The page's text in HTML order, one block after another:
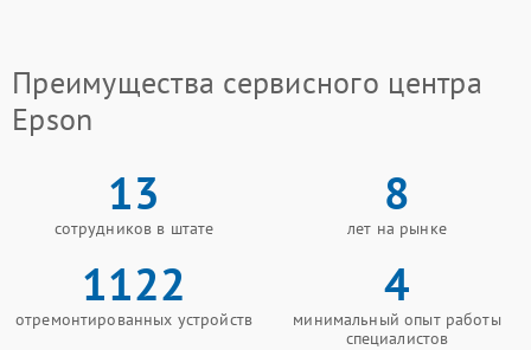
Преимущества сервисного центра
Epson
13
сотрудников в штате
8
лет на рынке
1122
отремонтированных устройств
4
минимальный опыт работы
специалистов